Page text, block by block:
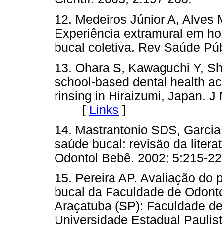
12. Medeiros Júnior A, Alves
Experiência extramural em
bucal coletiva. Rev Saúde
13. Ohara S, Kawaguchi Y,
school-based dental health
rinsing in Hiraizumi, Japan. J
[ Links ]
14. Mastrantonio SDS,
saúde bucal: revisäo da
Odontol Bebê. 2002;
15. Pereira AP. Avaliação do
bucal da Faculdade de
Araçatuba (SP): Faculdade
Universidade Estadual